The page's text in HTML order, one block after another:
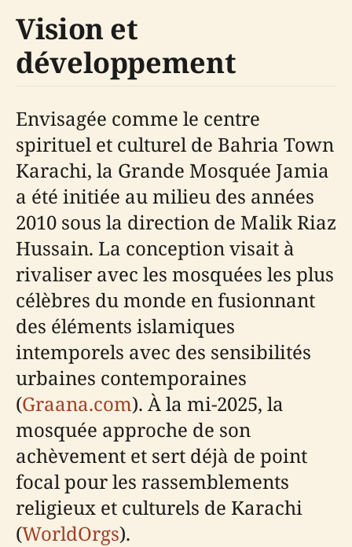
Vision et
développement
Envisagée comme le centre
spirituel et culturel de Bahria Town
Karachi, la Grande Mosquée Jamia
a été initiée au milieu des années
2010 sous la direction de Malik Riaz
Hussain. La conception visait à
rivaliser avec les mosquées les plus
célèbres du monde en fusionnant
des éléments islamiques
intemporels avec des sensibilités
urbaines contemporaines
(Graana.com). À la mi-2025, la
mosquée approche de son
achèvement et sert déjà de point
focal pour les rassemblements
religieux et culturels de Karachi
(WorldOrgs).